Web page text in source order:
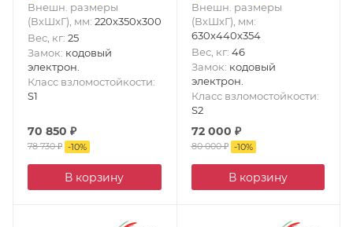
Внешн. размеры
(ВxШxГ), мм: 220x350x300
Вес, кг: 25
Замок: кодовый
электрон.
Класс взломостойкости:
S1
70 850 ₽
78 730₽ -10%
В корзину
Внешн. размеры
(ВxШxГ), мм:
630x440x354
Вес, кг: 46
Замок: кодовый
электрон.
Класс взломостойкости:
S2
72 000 ₽
80 000₽ -10%
В корзину